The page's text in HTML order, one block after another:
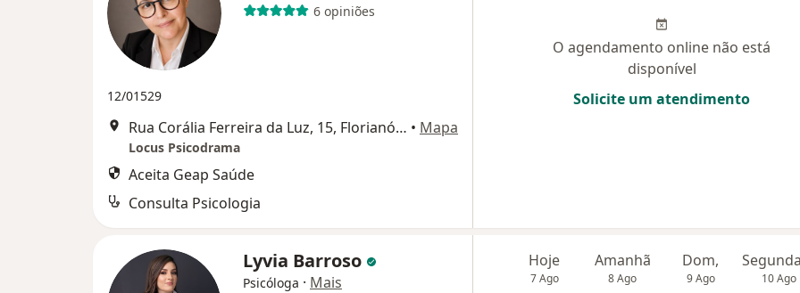
6 opiniões
12/01529
Rua Corália Ferreira da Luz, 15, Florianópolis • Mapa
Locus Psicodrama
Aceita Geap Saúde
Consulta Psicologia
O agendamento online não está
disponível
Solicite um atendimento
Lyvia Barroso
Psicóloga · Mais
Hoje
7 Ago
Amanhã
8 Ago
Dom,
9 Ago 10 Ago